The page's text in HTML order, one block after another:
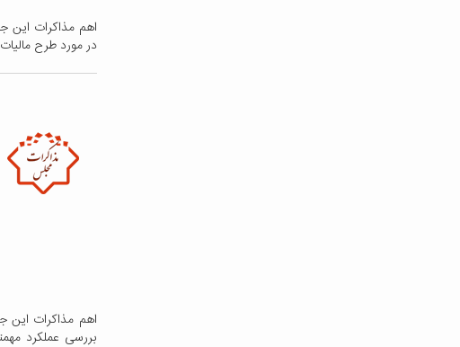
اهم مذاکرات این
در مورد طرح
اهم مذاکرات این
بررسی عملکرد